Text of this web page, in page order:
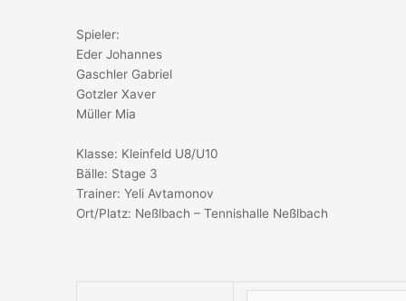
Spieler:
Eder Johannes
Gaschler Gabriel
Gotzler Xaver
Müller Mia
Klasse: Kleinfeld U8/U10
Bälle: Stage 3
Trainer: Yeli Avtamonov
Ort/Platz: Neßlbach – Tennishalle Neßlbach